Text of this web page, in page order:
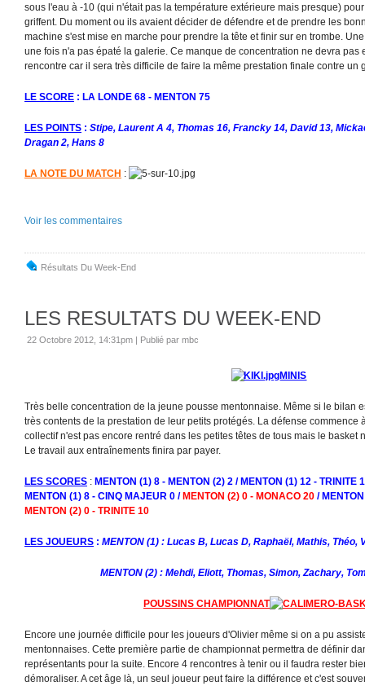
sous l'eau à -10 (qui n'était pas la température extérieure mais presque)
griffent. Du moment ou ils avaient décider de défendre et de prendre les
machine s'est mise en marche pour prendre la tête et finir sur en trombe.
une fois n'a pas épaté la galerie. Ce manque de concentration ne devra pas
rencontre car il sera très difficile de faire la même prestation finale contre un
LE SCORE : LA LONDE 68 - MENTON 75
LES POINTS : Stipe, Laurent A 4, Thomas 16, Francky 14, David 13,
Dragan 2, Hans 8
LA NOTE DU MATCH :
Voir les commentaires
Résultats Du Week-End
LES RESULTATS DU WEEK-END
22 Octobre 2012, 14:31pm | Publié par mbc
MINIS
Très belle concentration de la jeune pousse mentonnaise. Même si le bilan
très contents de la prestation de leur petits protégés. La défense commence
collectif n'est pas encore rentré dans les petites têtes de tous mais le basket
Le travail aux entraînements finira par payer.
LES SCORES : MENTON (1) 8 - MENTON (2) 2 / MENTON (1) 12 - TRINITE
MENTON (1) 8 - CINQ MAJEUR 0 /MENTON (2) 0 - MONACO 20 /
MENTON (2) 0 - TRINITE 10
LES JOUEURS : MENTON (1) : Lucas B, Lucas D, Raphaël, Mathis, Théo,
MENTON (2) : Mehdi, Eliott, Thomas, Simon, Zachary,
POUSSINS CHAMPIONNAT
Encore une journée difficile pour les joueurs d'Olivier même si on a pu
mentonnaises. Cette première partie de championnat permettra de définir
représentants pour la suite. Encore 4 rencontres à tenir ou il faudra rester
démoraliser. A cet âge là, un seul joueur peut faire la différence et c'est